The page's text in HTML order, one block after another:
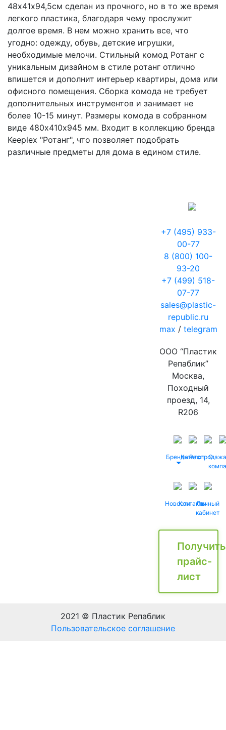
48х41х94,5см сделан из прочного, но в то же время
легкого пластика, благодаря чему прослужит
долгое время. В нем можно хранить все, что
угодно: одежду, обувь, детские игрушки,
необходимые мелочи. Стильный комод Ротанг с
уникальным дизайном в стиле ротанг отлично
впишется и дополнит интерьер квартиры, дома или
офисного помещения. Сборка комода не требует
дополнительных инструментов и занимает не
более 10-15 минут. Размеры комода в собранном
виде 480х410х945 мм. Входит в коллекцию бренда
Keeplex "Ротанг", что позволяет подобрать
различные предметы для дома в едином стиле.
+7 (495) 933-
00-77
8 (800) 100-
93-20
+7 (499) 518-
07-77
sales@plastic-
republic.ru
max / telegram
ООО “Пластик
Репаблик”
Москва,
Походный
проезд, 14,
R206
БрендыКаталог
Распродажа
О
НовостиКонтактыЛичный
кабинет
Получить
прайс-
лист
2021 © Пластик Репаблик
Пользовательское соглашение